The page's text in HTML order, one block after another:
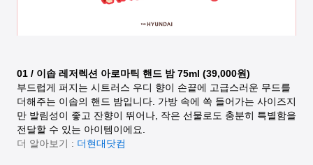
01 / 이솝 레저렉션 아로마틱 핸드 밤 75ml (39,000원)
부드럽게 퍼지는 시트러스 우디 향이 손끝에 고급스러운 무드를
더해주는 이솝의 핸드 밤입니다. 가방 속에 쏙 들어가는 사이즈지
만 발림성이 좋고 잔향이 뛰어나, 작은 선물로도 충분히 특별함을
전달할 수 있는 아이템이에요.
더 알아보기 : 더현대닷컴